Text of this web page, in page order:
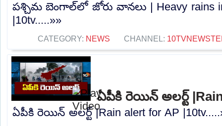
పశ్చిమ బెంగాల్‌లో జోరు వానలు | Heavy rains
|10tv.....»»
CATEGORY: NEWS CHANNEL:
ఏపీకి రెయిన్ అలర్ట్
ఏపీకి రెయిన్ అలర్ట్ |Rain alert for AP